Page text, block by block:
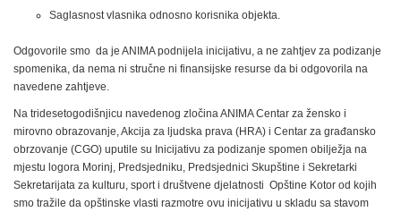
Saglasnost vlasnika odnosno korisnika objekta.
Odgovorile smo da je ANIMA podnijela inicijativu, a ne zahtjev za podizanje
spomenika, da nema ni stručne ni finansijske resurse da bi odgovorila na
navedene zahtjeve.
Na tridesetogodišnjicu navedenog zločina ANIMA Centar za žensko i
mirovno obrazovanje, Akcija za ljudska prava (HRA) i Centar za građansko
obrzovanje (CGO) uputile su Inicijativu za podizanje spomen obilježja na
mjestu logora Morinj, Predsjedniku, Predsjednici Skupštine i Sekretarki
Sekretarijata za kulturu, sport i društvene djelatnosti Opštine Kotor od kojih
smo tražile da opštinske vlasti razmotre ovu inicijativu u skladu sa stavom